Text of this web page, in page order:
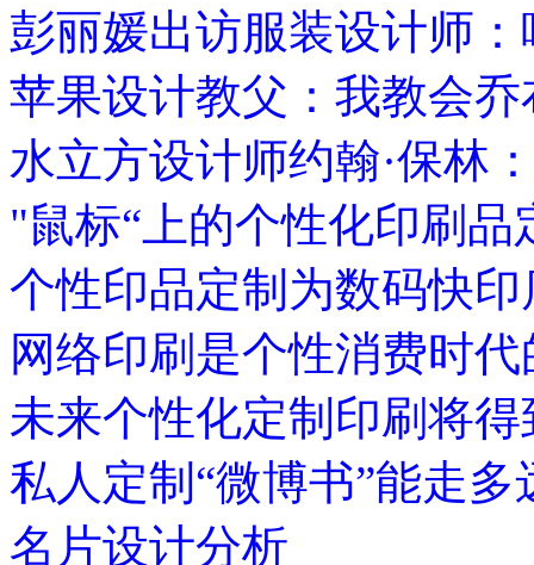
彭丽媛出访服装设计师
苹果设计教父：我教会
水立方设计师约翰·保林
"鼠标“上的个性化印刷品
个性印品定制为数码快
网络印刷是个性消费时
未来个性化定制印刷将
私人定制“微博书”能走多
名片设计分析